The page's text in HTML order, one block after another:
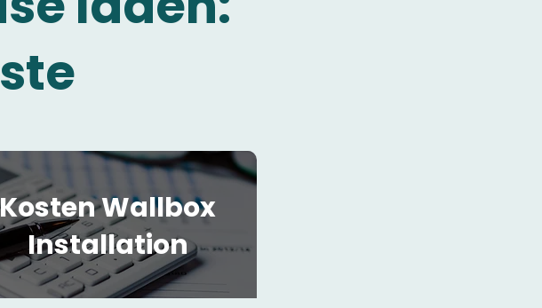
Kosten Wallbox
Installation